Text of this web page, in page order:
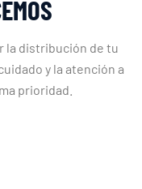
la distribución de tu
y la atención a
prioridad.